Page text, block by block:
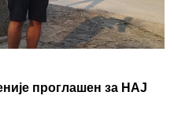
проглашен за НАЈ